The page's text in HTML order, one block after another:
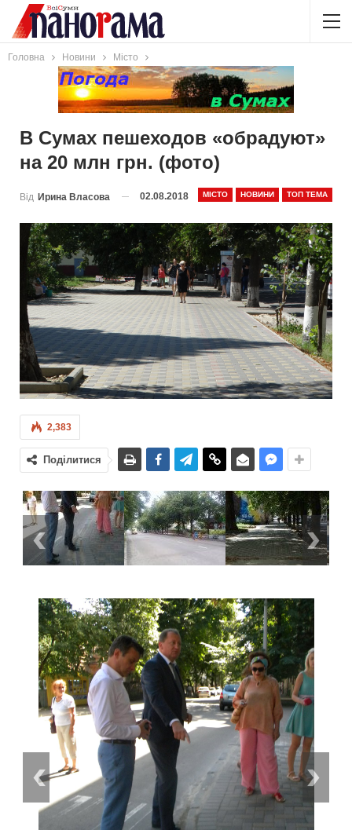
Головна Новини Місто
В Сумах пешеходов «обрадуют»
на 20 млн грн. (фото)
МІСТО НОВИНИ ТОП ТЕМА
Від Ирина Власова 02.08.2018
2,383
Поділитися